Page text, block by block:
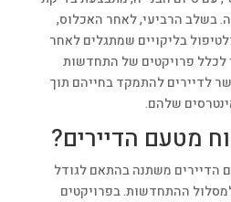
בשלב הרביעי, לאחר האכלוס,
בליקויים שמתגלים לאחר
לכלל פרויקטים של התחדשות
לדיירים להתמקד בחייהם תוך
שלהם.
מטעם הדיירים?
הדיירים משתנה בהתאם לגודל
ההתחדשות. בפרויקטים